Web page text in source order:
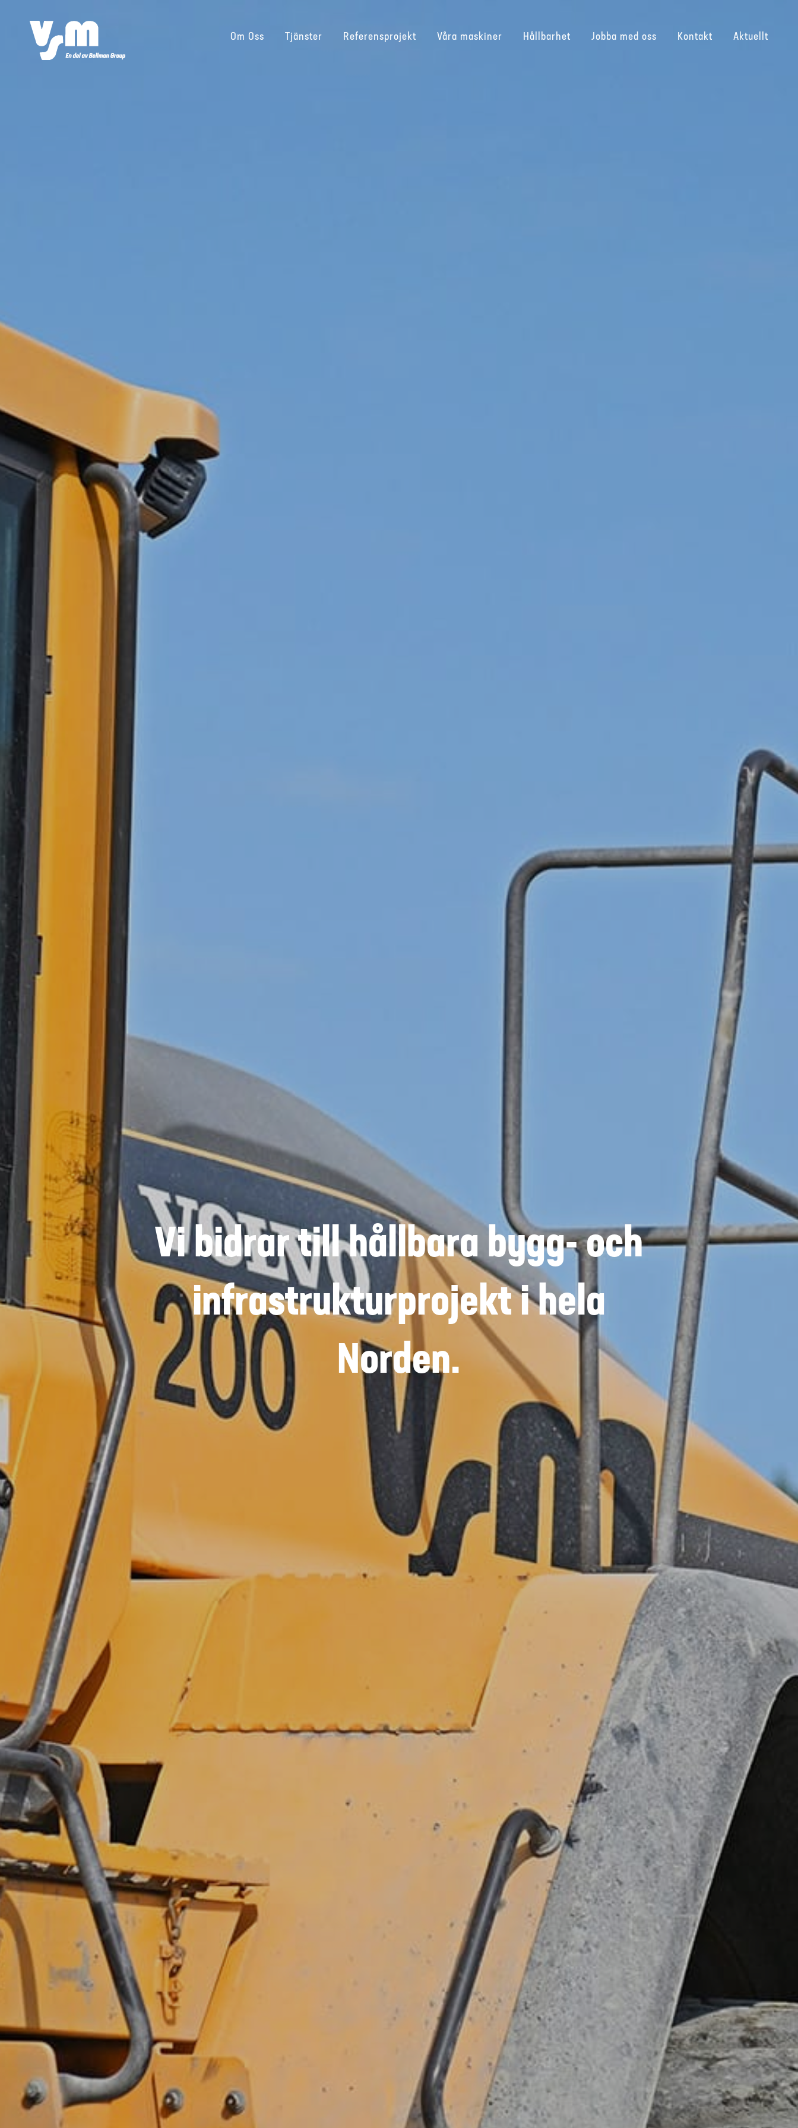
innehållet
Om Oss Tjänster Referensprojekt Våra maskiner Hållbarhet Jobba med oss Kontakt Aktuellt
Vi bidrar till hållbara bygg- och
infrastrukturprojekt i hela
Norden.